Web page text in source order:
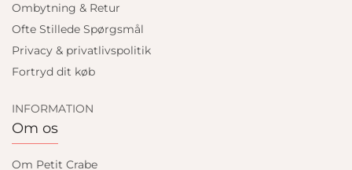
Ombytning & Retur
Ofte Stillede Spørgsmål
Privacy & privatlivspolitik
Fortryd dit køb
INFORMATION
Om os
Om Petit Crabe